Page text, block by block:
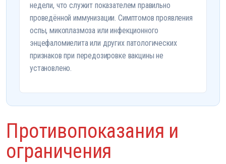
недели, что служит показателем правильно
проведённой иммунизации. Симптомов проявления
оспы, микоплазмоза или инфекционного
энцефаломиелита или других патологических
признаков при передозировке вакцины не
установлено.
Противопоказания и
ограничения